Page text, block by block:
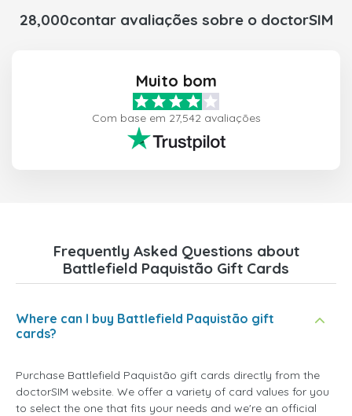
28,000contar avaliações sobre o doctorSIM
Muito bom
Com base em 27,542 avaliações
Frequently Asked Questions about
Battlefield Paquistão Gift Cards
Where can I buy Battlefield Paquistão gift
cards?
Purchase Battlefield Paquistão gift cards directly from the
doctorSIM website. We offer a variety of card values for you
to select the one that fits your needs and we're an official